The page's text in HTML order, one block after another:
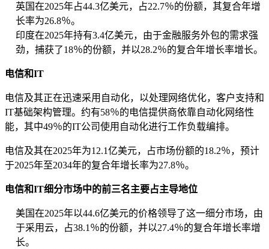
英国在2025年占44.3亿美元，占22.7％的份额，其复合年增
长率为26.8％。
印度在2025年持有3.4亿美元，由于金融服务外包的需求强
劲，捕获了18％的份额，并以28.2％的复合年增长率增长。
电信和IT
电信及其正在迅速采用自动化，以处理网络优化，客户支持和
IT基础架构管理。约有58％的电信提供商依靠自动化网络性
能，其中49％的IT公司使用自动化进行工作负载编排。
电信及其在2025年为12.1亿美元，占市场份额的18.2％，预计
于2025年至2034年的复合年增长率为27.8％。
电信和IT细分市场中的前三名主要占主导地位
美国在2025年以44.6亿美元的价格领导了这一细分市场，由
于采用云，占38.1％的份额，并以27.4％的复合年增长率增
长。